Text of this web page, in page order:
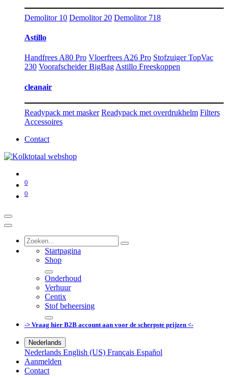
Demolitor 10 Demolitor 20 Demolitor 718
Astillo
Handfrees A80 Pro Vloerfrees A26 Pro Stofzuiger TopVac
230 Voorafscheider BigBag Astillo Freeskoppen
cleanair
Readypack met masker Readypack met overdrukhelm Filters
Accessoires
Contact
0
0
Startpagina
Shop
Onderhoud
Verhuur
Centix
Stof beheersing
-> Vraag hier B2B account aan voor de scherpste prijzen <-
Nederlands
Nederlands English (US) Français Español
Aanmelden
Contact